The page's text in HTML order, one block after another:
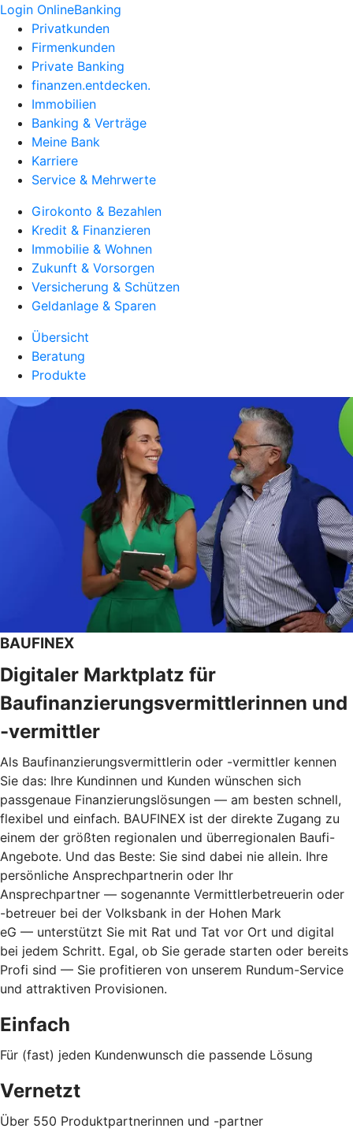
Login OnlineBanking
Privatkunden
Firmenkunden
Private Banking
finanzen.entdecken.
Immobilien
Banking & Verträge
Meine Bank
Karriere
Service & Mehrwerte
Girokonto & Bezahlen
Kredit & Finanzieren
Immobilie & Wohnen
Zukunft & Vorsorgen
Versicherung & Schützen
Geldanlage & Sparen
Übersicht
Beratung
Produkte
BAUFINEX
Digitaler Marktplatz für
Baufinanzierungsvermittlerinnen und
-vermittler
Als Baufinanzierungsvermittlerin oder -vermittler kennen
Sie das: Ihre Kundinnen und Kunden wünschen sich
passgenaue Finanzierungslösungen — am besten schnell,
flexibel und einfach. BAUFINEX ist der direkte Zugang zu
einem der größten regionalen und überregionalen Baufi-
Angebote. Und das Beste: Sie sind dabei nie allein. Ihre
persönliche Ansprechpartnerin oder Ihr
Ansprechpartner — sogenannte Vermittlerbetreuerin oder
-betreuer bei der Volksbank in der Hohen Mark
eG — unterstützt Sie mit Rat und Tat vor Ort und digital
bei jedem Schritt. Egal, ob Sie gerade starten oder bereits
Profi sind — Sie profitieren von unserem Rundum-Service
und attraktiven Provisionen.
Einfach
Für (fast) jeden Kundenwunsch die passende Lösung
Vernetzt
Über 550 Produktpartnerinnen und -partner